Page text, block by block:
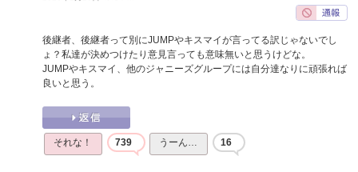
後継者、後継者って別にJUMPやキスマイが言ってる訳じゃないでし
ょ？私達が決めつけたり意見言っても意味無いと思うけどな。
JUMPやキスマイ、他のジャニーズグループには自分達なりに頑張れば
良いと思う。
それな！ 739 うーん… 16